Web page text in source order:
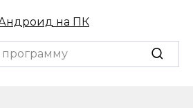
Search
for: